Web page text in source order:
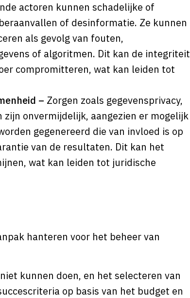
actoren kunnen schadelijke of
of desinformatie. Ze kunnen
als gevolg van fouten,
of algoritmen. Dit kan de integriteit
compromitteren, wat kan leiden tot
– Zorgen zoals gegevensprivacy,
onvermijdelijk, aangezien er mogelijk
gegenereerd die van invloed is op
van de resultaten. Dit kan het
wat kan leiden tot juridische
hanteren voor het beheer van
kunnen doen, en het selecteren van
op basis van het budget en